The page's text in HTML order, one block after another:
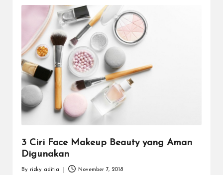
3 Ciri Face Makeup Beauty yang Aman
Digunakan
By rizky aditia November 7, 2018